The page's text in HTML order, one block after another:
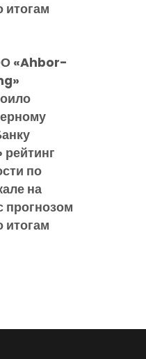
итогам
«Ahbor-
по
на
прогнозом
итогам